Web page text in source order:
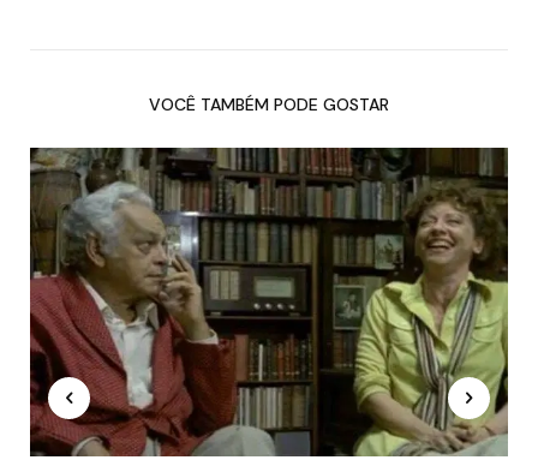
VOCÊ TAMBÉM PODE GOSTAR